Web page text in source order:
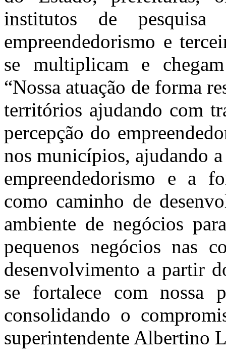
institutos de pesquisa
empreendedorismo e
se multiplicam e
“Nossa atuação de forma
territórios ajudando com
percepção do
nos municípios, ajudando
empreendedorismo e a
como caminho de
ambiente de negócios
pequenos negócios nas
desenvolvimento a partir
se fortalece com nossa
consolidando o
superintendente Albertino